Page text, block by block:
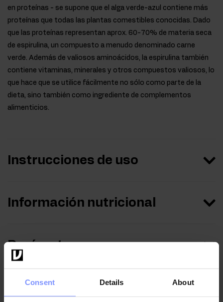
Consent Details About
en proteínas - se supone que el alga verde-azul contiene más
proteínas que todas las plantas comestibles conocidas. Dado
que las proteínas representan aprox. 60-70% de materia seca
de espirulina, un compuesto a menudo denominado carne
verde. Además de valiosos aminoácidos, la espirulina también
contiene vitaminas, minerales y otros compuestos valiosos, lo
que hace que se utilice fácilmente no sólo como parte de la
dieta, sino también como ingrediente de complementos
alimenticios.
Instrucciones de uso
Información nutricional
Parámetros
Fabricante